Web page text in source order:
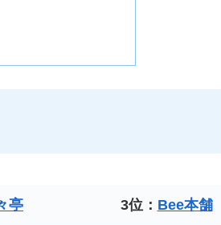
亭 3位： Bee本舗